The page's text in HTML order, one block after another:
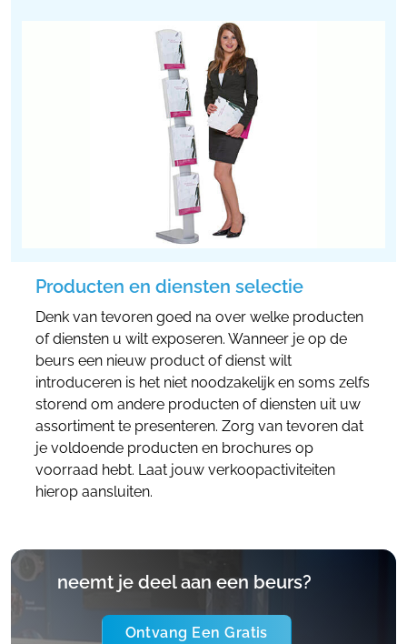
Producten en diensten selectie
Denk van tevoren goed na over welke producten
of diensten u wilt exposeren. Wanneer je op de
beurs een nieuw product of dienst wilt
introduceren is het niet noodzakelijk en soms zelfs
storend om andere producten of diensten uit uw
assortiment te presenteren. Zorg van tevoren dat
je voldoende producten en brochures op
voorraad hebt. Laat jouw verkoopactiviteiten
hierop aansluiten.
neemt je deel aan een beurs?
Ontvang Een Gratis